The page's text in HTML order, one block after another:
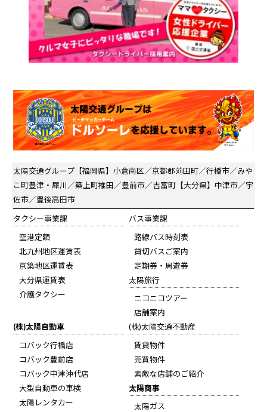
太陽交通グループ 【福岡県】小倉南区／京都郡苅田町／行橋市／みや
こ町豊津・犀川／築上町椎田／豊前市／吉富町【大分県】中津市／宇
佐市／豊後高田市
タクシー事業課
空港定額
北九州地区運賃表
京築地区運賃表
大分県運賃表
介護タクシー
バス事業課
路線バス時刻表
貸切バスご案内
定期券・周遊券
太陽旅行
ニコニコツアー
店舗案内
(株)太陽自動車
コバック行橋店
コバック豊前店
コバック中津沖代店
大型自動車の車検
太陽レンタカー
(株)太陽交通不動産
賃貸物件
売買物件
素敵な店舗のご紹介
太陽商事
太陽ガス